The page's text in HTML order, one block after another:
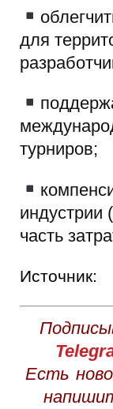
для
турниров;
индустрии
часть
Источник:
Есть